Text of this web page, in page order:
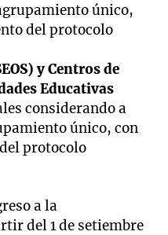
único,
del protocolo
y Centros de
Educativas
considerando a
único, con
protocolo
a la
del 1 de setiembre